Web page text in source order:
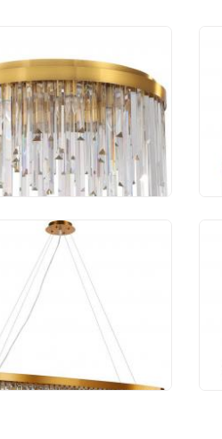
Stilfort Venecia
06C
руб.
Stilfort Venecia
08PL
руб.